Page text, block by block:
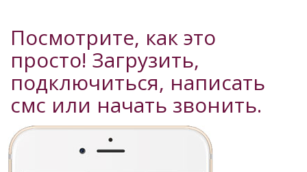
Посмотрите, как это
просто! Загрузить,
подключиться, написать
смс или начать звонить.